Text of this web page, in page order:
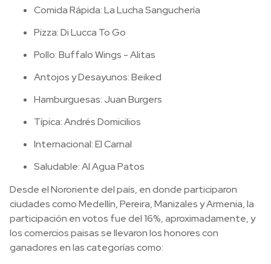
Comida Rápida: La Lucha Sanguchería
Pizza: Di Lucca To Go
Pollo: Buffalo Wings - Alitas
Antojos y Desayunos: Beiked
Hamburguesas: Juan Burgers
Típica: Andrés Domicilios
Internacional: El Carnal
Saludable: Al Agua Patos
Desde el Nororiente del país, en donde participaron
ciudades como Medellín, Pereira, Manizales y Armenia, la
participación en votos fue del 16%, aproximadamente, y
los comercios paisas se llevaron los honores con
ganadores en las categorías como: